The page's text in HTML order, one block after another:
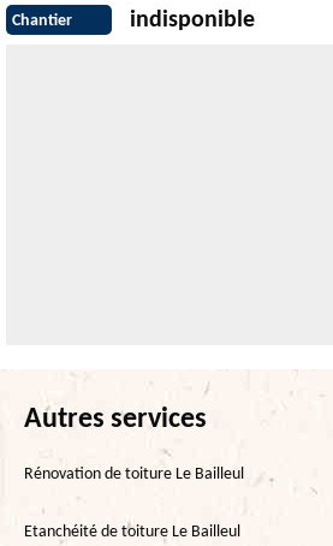
Chantier indisponible
Autres services
Rénovation de toiture Le Bailleul
Etanchéité de toiture Le Bailleul